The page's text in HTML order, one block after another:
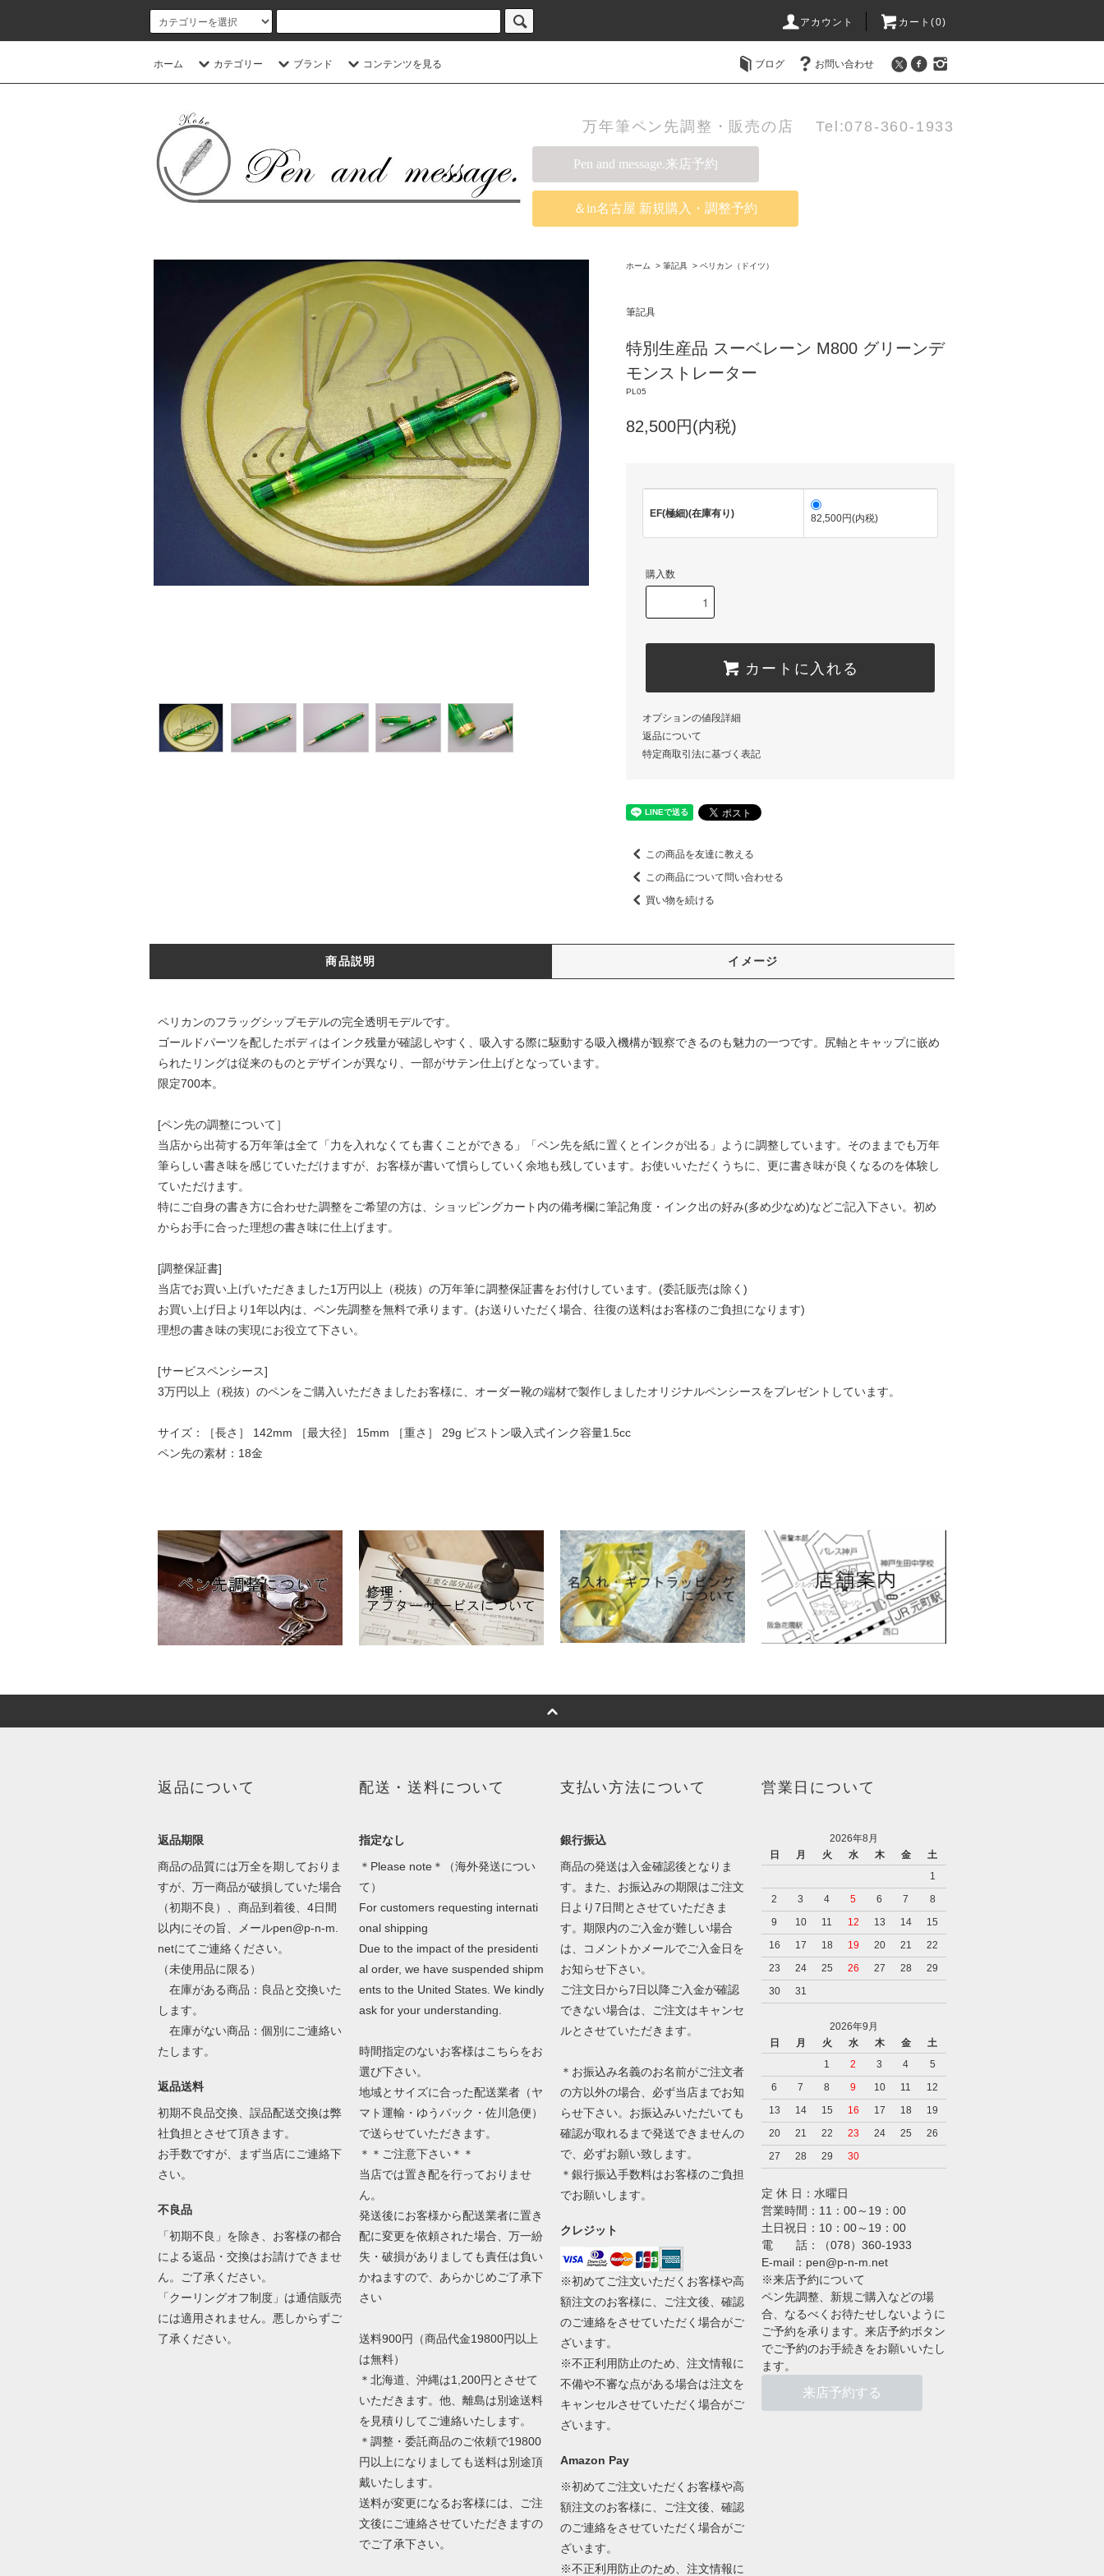
アカウント カート(0)
ホーム カテゴリー ブランド コンテンツを見る ブログ お問い合わせ
万年筆ペン先調整・販売の店 Tel:078-360-1933
Pen and message.来店予約
＆in名古屋 新規購入・調整予約
ホーム > 筆記具 > ペリカン（ドイツ）
筆記具
特別生産品 スーベレーン M800 グリーンデ
モンストレーター
PL05
82,500円(内税)
EF(極細)(在庫有り) 82,500円(内税)
購入数
カートに入れる
オプションの値段詳細
返品について
特定商取引法に基づく表記
この商品を友達に教える
この商品について問い合わせる
買い物を続ける
商品説明 イメージ
ペリカンのフラッグシップモデルの完全透明モデルです。
ゴールドパーツを配したボディはインク残量が確認しやすく、吸入する際に駆動する吸入機構が観察できるのも魅力の一つです。尻軸とキャップに嵌め
られたリングは従来のものとデザインが異なり、一部がサテン仕上げとなっています。
限定700本。
[ペン先の調整について］
当店から出荷する万年筆は全て「力を入れなくても書くことができる」「ペン先を紙に置くとインクが出る」ように調整しています。そのままでも万年
筆らしい書き味を感じていただけますが、お客様が書いて慣らしていく余地も残しています。お使いいただくうちに、更に書き味が良くなるのを体験し
ていただけます。
特にご自身の書き方に合わせた調整をご希望の方は、ショッピングカート内の備考欄に筆記角度・インク出の好み(多め少なめ)などご記入下さい。初め
からお手に合った理想の書き味に仕上げます。
[調整保証書]
当店でお買い上げいただきました1万円以上（税抜）の万年筆に調整保証書をお付けしています。(委託販売は除く)
お買い上げ日より1年以内は、ペン先調整を無料で承ります。(お送りいただく場合、往復の送料はお客様のご負担になります)
理想の書き味の実現にお役立て下さい。
[サービスペンシース]
3万円以上（税抜）のペンをご購入いただきましたお客様に、オーダー靴の端材で製作しましたオリジナルペンシースをプレゼントしています。
サイズ：［長さ］ 142mm ［最大径］ 15mm ［重さ］ 29g ピストン吸入式インク容量1.5cc
ペン先の素材：18金
返品について
返品期限
商品の品質には万全を期しておりま
すが、万一商品が破損していた場合
（初期不良）、商品到着後、4日間
以内にその旨、メールpen@p-n-m.
netにてご連絡ください。
（未使用品に限る）
在庫がある商品：良品と交換いた
します。
在庫がない商品：個別にご連絡い
たします。
返品送料
初期不良品交換、誤品配送交換は弊
社負担とさせて頂きます。
お手数ですが、まず当店にご連絡下
さい。
不良品
「初期不良」を除き、お客様の都合
による返品・交換はお請けできませ
ん。ご了承ください。
「クーリングオフ制度」は通信販売
には適用されません。悪しからずご
了承ください。
配送・送料について
指定なし
＊Please note＊（海外発送につい
て）
For customers requesting internati
onal shipping
Due to the impact of the presidenti
al order, we have suspended shipm
ents to the United States. We kindly
ask for your understanding.
時間指定のないお客様はこちらをお
選び下さい。
地域とサイズに合った配送業者（ヤ
マト運輸・ゆうパック・佐川急便）
で送らせていただきます。
＊＊ご注意下さい＊＊
当店では置き配を行っておりませ
ん。
発送後にお客様から配送業者に置き
配に変更を依頼された場合、万一紛
失・破損がありましても責任は負い
かねますので、あらかじめご了承下
さい
送料900円（商品代金19800円以上
は無料）
＊北海道、沖縄は1,200円とさせて
いただきます。他、離島は別途送料
を見積りしてご連絡いたします。
＊調整・委託商品のご依頼で19800
円以上になりましても送料は別途頂
戴いたします。
送料が変更になるお客様には、ご注
文後にご連絡させていただきますの
でご了承下さい。
支払い方法について
銀行振込
商品の発送は入金確認後となりま
す。また、お振込みの期限はご注文
日より7日間とさせていただきま
す。期限内のご入金が難しい場合
は、コメントかメールでご入金日を
お知らせ下さい。
ご注文日から7日以降ご入金が確認
できない場合は、ご注文はキャンセ
ルとさせていただきます。
＊お振込み名義のお名前がご注文者
の方以外の場合、必ず当店までお知
らせ下さい。お振込みいただいても
確認が取れるまで発送できませんの
で、必ずお願い致します。
＊銀行振込手数料はお客様のご負担
でお願いします。
クレジット
※初めてご注文いただくお客様や高
額注文のお客様に、ご注文後、確認
のご連絡をさせていただく場合がご
ざいます。
※不正利用防止のため、注文情報に
不備や不審な点がある場合は注文を
キャンセルさせていただく場合がご
ざいます。
Amazon Pay
※初めてご注文いただくお客様や高
額注文のお客様に、ご注文後、確認
のご連絡をさせていただく場合がご
ざいます。
※不正利用防止のため、注文情報に
営業日について
2026年8月
日
月 火 水 木 金
土
1
2
3 4 5 6 7
8
9
10 11 12 13 14
15
16
17 18 19 20 21
22
23
24 25 26 27 28
29
30
31
2026年9月
日
月 火 水 木 金
土
1
2 3 4
5
6
7 8 9 10 11
12
13
14 15 16 17 18
19
20
21 22 23 24 25
26
27
28 29 30
定 休 日：水曜日
営業時間：11：00～19：00
土日祝日：10：00～19：00
電 話：（078）360-1933
E-mail：pen@p-n-m.net
※来店予約について
ペン先調整、新規ご購入などの場
合、なるべくお待たせしないように
ご予約を承ります。来店予約ボタン
でご予約のお手続きをお願いいたし
ます。
来店予約する